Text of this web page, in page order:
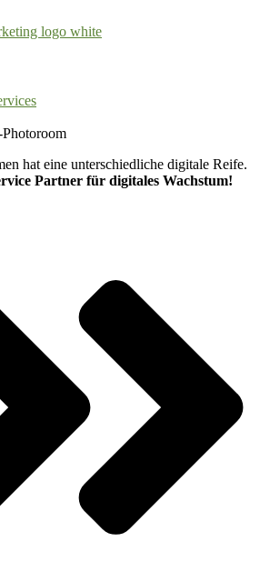
hat eine unterschiedliche digitale Reife.
Partner für digitales Wachstum!